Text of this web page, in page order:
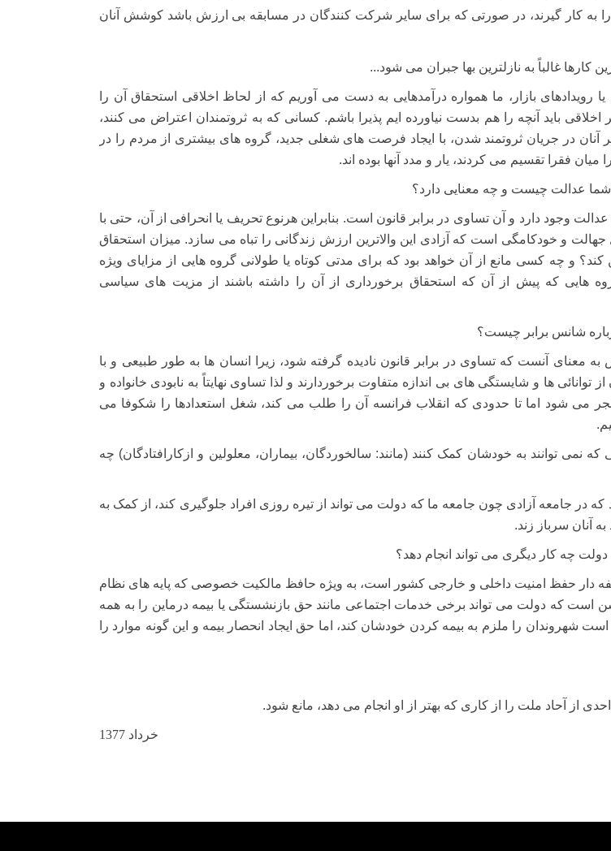
را به کار گیرند، در صورتی که برای سایر شرکت کنندگان در مسابقه بی ارزش باشد کوشش آنان
کارها غالباً به نازلترین بها جبران می شود...
یا رویدادهای بازار، ما همواره درآمدهایی به دست می آوریم که از لحاظ اخلاقی استحقاق آن را
اخلاقی باید آنچه را هم بدست نیاورده ایم پذیرا باشم. کسانی که به ثروتمندان اعتراض می کنند،
آنان در جریان ثروتمند شدن، با ایجاد فرصت های شغلی جدید، گروه های بیشتری از مردم را در
میان فقرا تقسیم می کردند، یار و مدد آنها بوده اند.
شما عدالت چیست و چه معنایی دارد؟
وجود دارد و آن تساوی در برابر قانون است. بنابراین هرنوع تحریف یا انحرافی از آن، حتی با
و خودکامگی است که آزادی این والاترین ارزش زندگانی را تباه می سازد. میزان استحقاق
کند؟ و چه کسی مانع از آن خواهد بود که برای مدتی کوتاه یا طولانی گروه هایی از مزایای ویژه
هایی که پیش از آن که استحقاق برخورداری از آن را داشته باشند از مزیت های سیاسی
شانس برابر چیست؟
معنای آنست که تساوی در برابر قانون نادیده گرفته شود، زیرا انسان ها به طور طبیعی و با
ها و شایستگی های بی اندازه متفاوت برخوردارند و لذا تساوی نهایتاً به نابودی خانواده و
می شود اما تا حدودی که انقلاب فرانسه آن را طلب می کند، شغل استعدادها را شکوفا می
که نمی توانند به خودشان کمک کنند (مانند: سالخوردگان، بیماران، معلولین و ازکارافتادگان) چه
که در جامعه آزادی چون جامعه ما که دولت می تواند از تیره روزی افراد جلوگیری کند، از کمک به
آنان سرباز زند.
چه کار دیگری می تواند انجام دهد؟
دار حفظ امنیت داخلی و خارجی کشور است، به ویژه حافظ مالکیت خصوصی که پایه های نظام
است که دولت می تواند برخی خدمات اجتماعی مانند حق بازنشستگی یا بیمه درماین را به همه
شهروندان را ملزم به بیمه کردن خودشان کند، اما حق ایجاد انحصار بیمه و این گونه موارد را
از آحاد ملت را از کاری که بهتر از او انجام می دهد، مانع شود.
خرداد 1377